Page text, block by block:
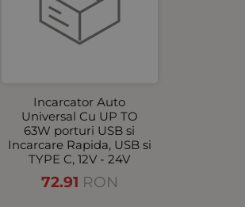
Incarcator Аuto
Universal Cu UP TO
63W porturi USB si
Incarcare Rapida, USB si
TYPE C, 12V - 24V
72.91 RON